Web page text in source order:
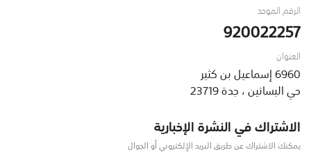
الرقم الموحد
920022257
العنوان
6960 إسماعيل بن كثير
حي البساتين ، جدة 23719
الاشتراك في النشرة الإخبارية
يمكنك الاشتراك عن طريق البريد الإلكتروني أو الجوال